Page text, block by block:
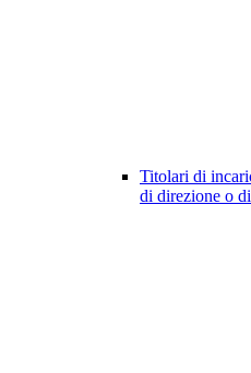
Titolari di
di direzione o